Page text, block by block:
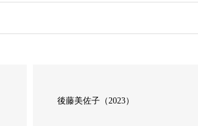
後藤美佐子（2023）